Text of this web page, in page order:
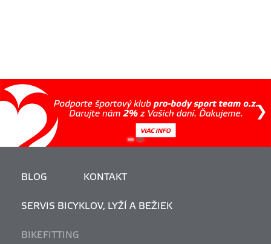
BLOG KONTAKT
SERVIS BICYKLOV, LYŽÍ A BEŽIEK
BIKEFITTING